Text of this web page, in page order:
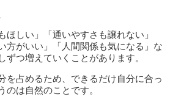
ほしい」「通いやすさも譲れない」
方がいい」「人間関係も気になる」な
ずつ増えていくことがあります。
を占めるため、できるだけ自分に合っ
のは自然のことです。